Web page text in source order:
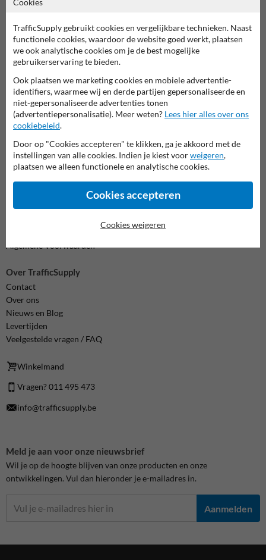
al je vragen over onze producten en diensten.
011 495 473 bereikbaar tot 17.00
Chat met ons online
info@trafficsupply.be
Product(en) retourneren
Cookie / Privacy
Algemene Voorwaarden
Over TrafficSupply
Contact
Over ons
Nieuws en Blog
Levertijden
Veelgestelde vragen / FAQ
Winkelmand
Vragen? 011 495 473
info@trafficsupply.be
Meld je aan voor onze nieuwsbrief
Wil je op de hoogte blijven van onze producten en onze
ontwikkelingen. Vul dan hieronder je e-mailadres in.
Aanmelden
Cookies
TrafficSupply gebruikt cookies en vergelijkbare technieken. Naast
functionele cookies, waardoor de website goed werkt, plaatsen
we ook analytische cookies om je de best mogelijke
gebruikerservaring te bieden.
Ook plaatsen we marketing cookies en mobiele advertentie-
identifiers, waarmee wij en derde partijen gepersonaliseerde en
niet-gepersonaliseerde advertenties tonen
(advertentiepersonalisatie). Meer weten? Lees hier alles over ons
cookiebeleid.
Door op "Cookies accepteren" te klikken, ga je akkoord met de
instellingen van alle cookies. Indien je kiest voorweigeren,
plaatsen we alleen functionele en analytische cookies.
Cookies accepteren
Cookies weigeren